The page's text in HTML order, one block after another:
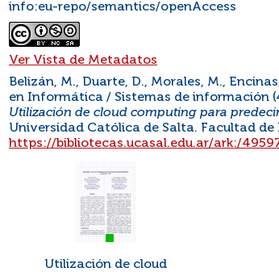
info:eu-repo/semantics/openAccess
Ver Vista de Metadatos
Belizán, M., Duarte, D., Morales, M.,
en Informática / Sistemas de información
Utilización de cloud computing para
Universidad Católica de Salta. Facultad de
https://bibliotecas.ucasal.edu.ar/ark:/
Utilización de cloud